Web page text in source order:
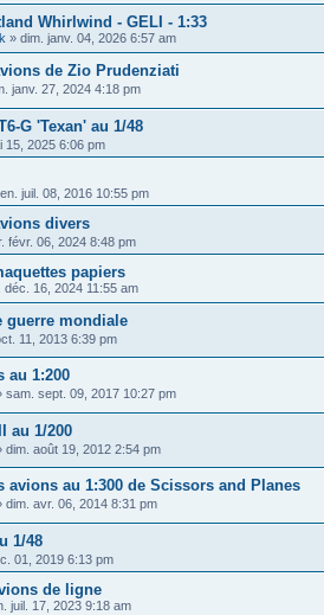
Whirlwind - GELI - 1:33
» dim. janv. 04, 2026 6:57 am
de Zio Prudenziati
janv. 27, 2024 4:18 pm
G 'Texan' au 1/48
15, 2025 6:06 pm
juil. 08, 2016 10:55 pm
divers
févr. 06, 2024 8:48 pm
papiers
déc. 16, 2024 11:55 am
guerre mondiale
11, 2013 6:39 pm
au 1:200
sam. sept. 09, 2017 10:27 pm
au 1/200
dim. août 19, 2012 2:54 pm
avions au 1:300 de Scissors and Planes
dim. avr. 06, 2014 8:31 pm
1/48
01, 2019 6:13 pm
de ligne
juil. 17, 2023 9:18 am